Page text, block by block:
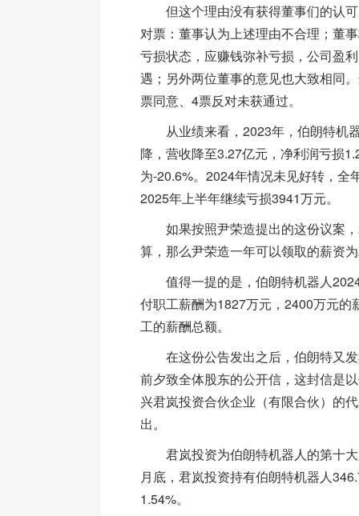
但这个理由没有获得董事们的认可
对票：董事认为上述理由不合理；董
亏损状态，应赚钱弥补亏损，公司盈
遇；另外两位董事的意见也大致相同
票同意、4票反对未获通过。
从业绩来看，2023年，伯朗特机
降，营收降至3.27亿元，净利润亏损
为-20.6%。2024年情况未见好转，全
2025年上半年继续亏损3941万元。
如果按照尹荣造提出的这份议案，
算，那么尹荣造一年可以领取的薪资
值得一提的是，伯朗特机器人
付职工薪酬为1827万元，2400万元的
工的薪酬总额。
在这份公告发出之后，伯朗特又发
前夕致全体股东的公开信，这封信是
兴君岚投资合伙企业（有限合伙）的
出。
君岚投资为伯朗特机器人的第十大
月底，君岚投资持有伯朗特机器人
1.54%。